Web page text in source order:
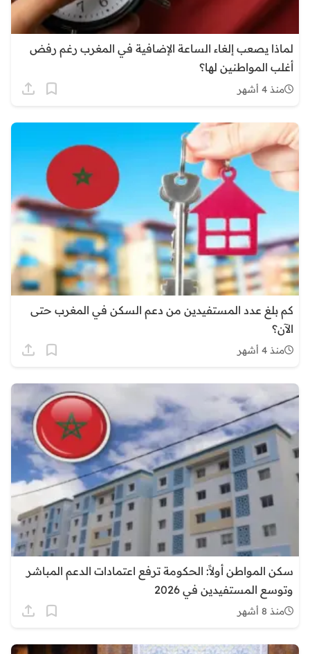
لماذا يصعب إلغاء الساعة الإضافية في المغرب رغم رفض
أغلب المواطنين لها؟
منذ 4 أشهر
كم بلغ عدد المستفيدين من دعم السكن في المغرب حتى
الآن؟
منذ 4 أشهر
سكن المواطن أولاً: الحكومة ترفع اعتمادات الدعم المباشر
وتوسع المستفيدين في 2026
منذ 8 أشهر